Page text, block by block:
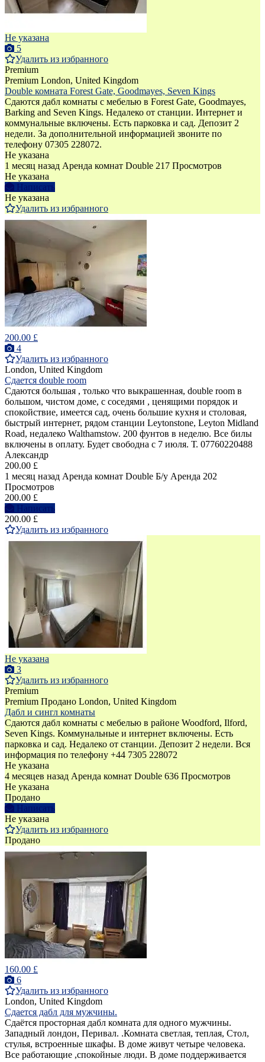
Не указана
5
Удалить из избранного
Premium
Premium London, United Kingdom
Double комната Forest Gate, Goodmayes, Seven Kings
Сдаются дабл комнаты с мебелью в Forest Gate, Goodmayes,
Barking and Seven Kings. Недалеко от станции. Интернет и
коммунальные включены. Есть парковка и сад. Депозит 2
недели. За дополнительной информацией звоните по
телефону 07305 228072.
Не указана
1 месяц назад Аренда комнат Double 217 Просмотров
Не указана
Написать
Не указана
Удалить из избранного
200.00 £
4
Удалить из избранного
London, United Kingdom
Сдается double room
Сдаются большая , только что выкрашенная, double room в
большом, чистом доме, с соседями , ценящими порядок и
спокойствие, имеется сад, очень большие кухня и столовая,
быстрый интернет, рядом станции Leytonstone, Leyton Midland
Road, недалеко Walthamstow. 200 фунтов в неделю. Все билы
включены в оплату. Будет свободна с 7 июля. Т. 07760220488
Александр
200.00 £
1 месяц назад Аренда комнат Double Б/у Аренда 202
Просмотров
200.00 £
Написать
200.00 £
Удалить из избранного
Не указана
3
Удалить из избранного
Premium
Premium Продано London, United Kingdom
Дабл и сингл комнаты
Сдаются дабл комнаты с мебелью в районе Woodford, Ilford,
Seven Kings. Коммунальные и интернет включены. Есть
парковка и сад. Недалеко от станции. Депозит 2 недели. Вся
информация по телефону +44 7305 228072
Не указана
4 месяцев назад Аренда комнат Double 636 Просмотров
Не указана
Продано
Написать
Не указана
Удалить из избранного
Продано
160.00 £
6
Удалить из избранного
London, United Kingdom
Сдается дабл для мужчины.
Cдаётся просторная дабл комната для одного мужчины.
Западный лондон, Перивал. .Комната светлая, теплая, Стол,
стулья, встроенные шкафы. В доме живут четыре человека.
Все работающие ,спокойные люди. В доме поддерживается